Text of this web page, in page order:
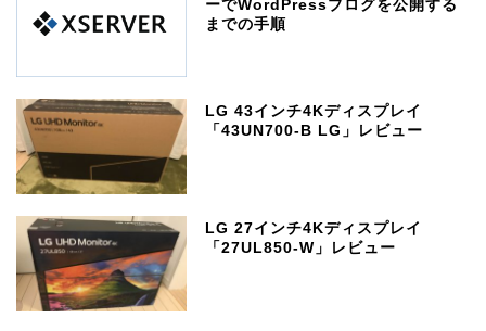
ーでWordPressブログを公開する
までの手順
LG 43インチ4Kディスプレイ
「43UN700-B LG」レビュー
LG 27インチ4Kディスプレイ
「27UL850-W」レビュー